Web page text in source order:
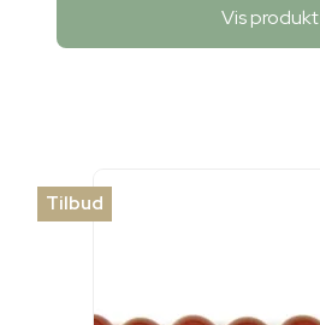
Vis produkt
Tilbud